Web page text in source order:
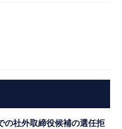
の社外取締役候補の選任拒